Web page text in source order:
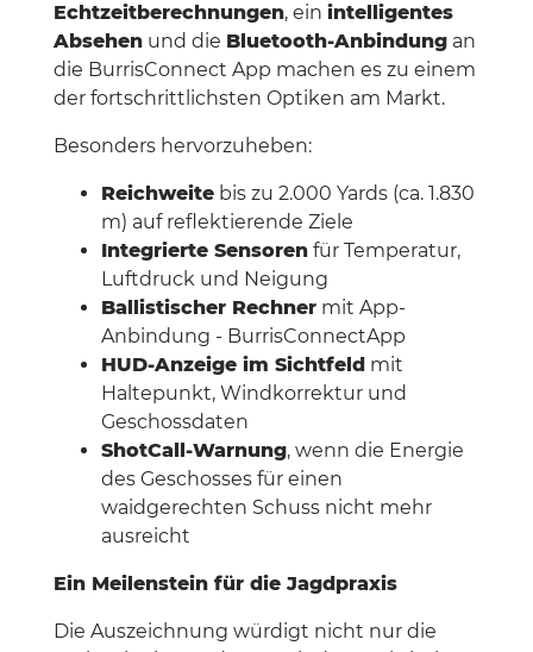
Echtzeitberechnungen, ein intelligentes
Absehen und die Bluetooth-Anbindung an
die BurrisConnect App machen es zu einem
der fortschrittlichsten Optiken am Markt.
Besonders hervorzuheben:
Reichweite bis zu 2.000 Yards (ca. 1.830
m) auf reflektierende Ziele
Integrierte Sensoren für Temperatur,
Luftdruck und Neigung
Ballistischer Rechner mit App-
Anbindung - BurrisConnectApp
HUD-Anzeige im Sichtfeld mit
Haltepunkt, Windkorrektur und
Geschossdaten
ShotCall-Warnung, wenn die Energie
des Geschosses für einen
waidgerechten Schuss nicht mehr
ausreicht
Ein Meilenstein für die Jagdpraxis
Die Auszeichnung würdigt nicht nur die